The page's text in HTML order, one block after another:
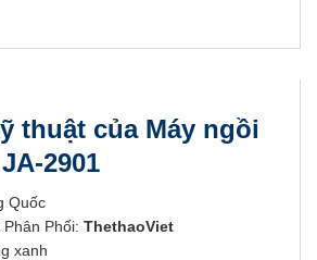
thuật của Máy ngồi
2901
Quốc
Phối: ThethaoViet
xanh